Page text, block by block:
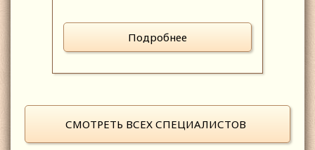
Подробнее
СМОТРЕТЬ ВСЕХ СПЕЦИАЛИСТОВ